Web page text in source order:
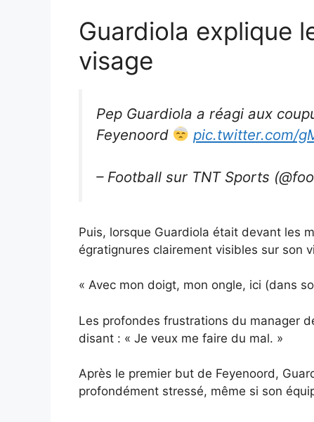
Guardiola explique
visage
Pep Guardiola a réagi aux
Feyenoord
pic.twitter.com/
– Football sur TNT Sports
Puis, lorsque Guardiola était devant les
égratignures clairement visibles sur son
« Avec mon doigt, mon ongle, ici (dans
Les profondes frustrations du manager
disant : « Je veux me faire du mal. »
Après le premier but de Feyenoord,
profondément stressé, même si son